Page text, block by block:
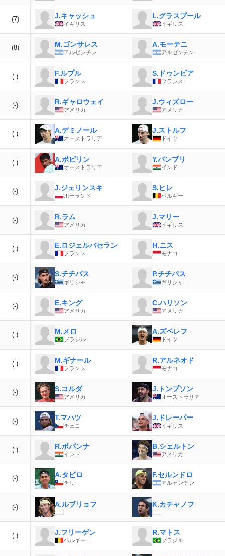
(7) J.キャッシュ
イギリス
L.グラスプール
イギリス
(8) M.ゴンサレス
アルゼンチン
A.モーテニ
アルゼンチン
(-) F.ルブル
フランス
S.ドゥンビア
フランス
(-) R.ギャロウェイ
アメリカ
J.ウィズロー
アメリカ
(-) A.デミノール
オーストラリア
J.ストルフ
ドイツ
(-) A.ポピリン
オーストラリア
Y.バンブリ
インド
(-) J.ジェリンスキ
ポーランド
S.ヒレ
ベルギー
(-) R.ラム
アメリカ
J.マリー
イギリス
(-) E.ロジェルバセラン
フランス
H.ニス
モナコ
(-) S.チチパス
ギリシャ
P.チチパス
ギリシャ
(-) E.キング
アメリカ
C.ハリソン
アメリカ
(-) M.メロ
ブラジル
A.ズベレフ
ドイツ
(-) M.ギナール
フランス
R.アルネオド
モナコ
(-) S.コルダ
アメリカ
J.トンプソン
オーストラリア
(-) T.マハツ
チェコ
J.ドレーパー
イギリス
(-) R.ボパンナ
インド
B.シェルトン
アメリカ
(-) A.タビロ
チリ
F.セルンドロ
アルゼンチン
(-) A.ルブリョフ K.カチャノフ
(-) J.フリーゲン
ベルギー
R.マトス
ブラジル